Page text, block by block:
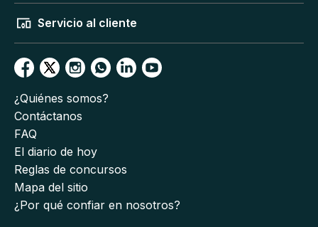
Servicio al cliente
¿Quiénes somos?
Contáctanos
FAQ
El diario de hoy
Reglas de concursos
Mapa del sitio
¿Por qué confiar en nosotros?